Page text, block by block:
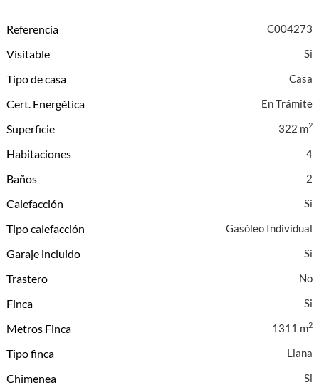
Referencia C004273
Visitable
Tipo de casa
Casa
Cert. Energética En Trámite
Superficie 322 m2
Habitaciones 4
Baños 2
Calefacción
Tipo calefacción
Gasóleo Individual
Garaje incluido
Trastero
Finca
Metros Finca
1311 m2
Tipo finca Llana
Chimenea